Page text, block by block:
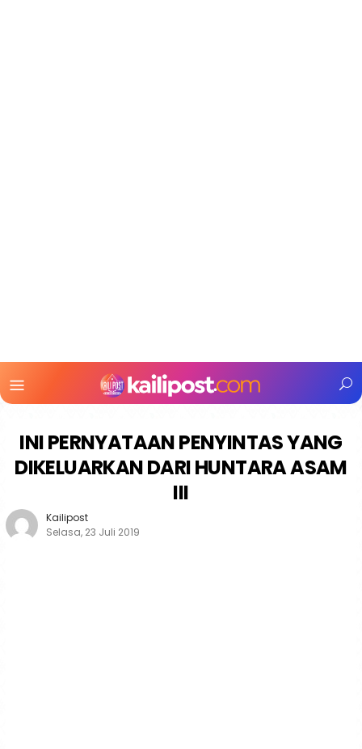
Mobile
INI PERNYATAAN PENYINTAS YANG
DIKELUARKAN DARI HUNTARA ASAM
III
Kailipost
Selasa, 23 Juli 2019